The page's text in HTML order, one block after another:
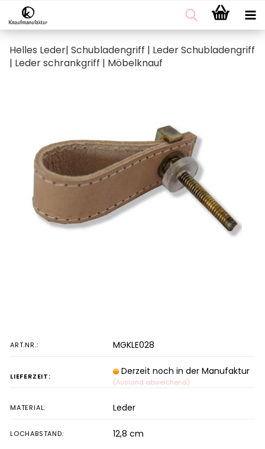
Helles Leder| Schubladengriff | Leder Schubladengriff
| Leder schrankgriff | Möbelknauf
ART.NR.: MGKLE028
LIEFERZEIT: Derzeit noch in der Manufaktur
(Ausland abweichend)
MATERIAL: Leder
LOCHABSTAND: 12,8 cm